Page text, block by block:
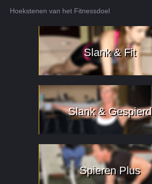
Hoekstenen van het Fitnessdoel
Slank & Fit
Slank & Gespierd
Spieren Plus